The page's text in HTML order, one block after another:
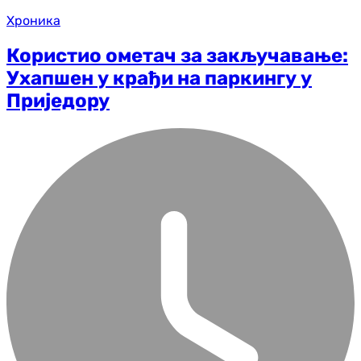
Хроника
Користио ометач за закључавање:
Ухапшен у крађи на паркингу у
Приједору